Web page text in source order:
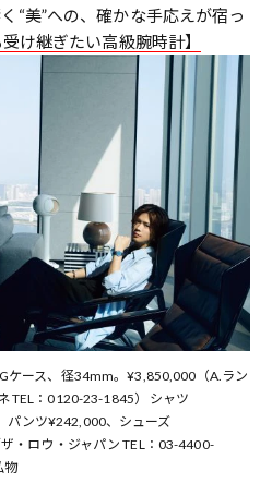
“美”への、確かな手応えが宿っ
け継ぎたい高級腕時計】
ケース、径34mm。¥3,850,000（A.ラン
TEL：0120-23-1845） シャツ
ンツ¥242,000、シューズ
・ロウ・ジャパン TEL：03-4400-
物